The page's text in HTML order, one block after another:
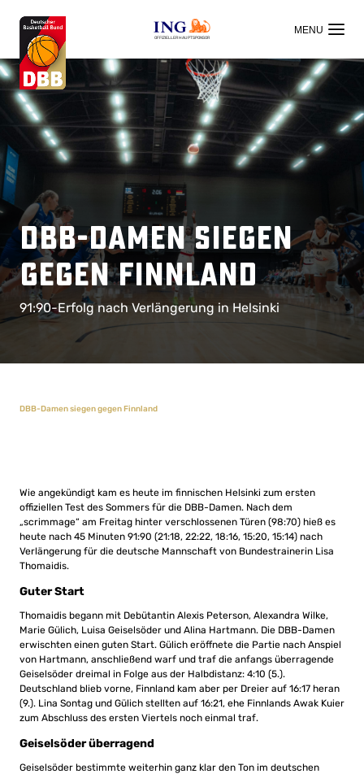
OFFIZIELLER HAUPTSPONSOR
DBB-Damen siegen
gegen Finnland
91:90-Erfolg nach Verlängerung in Helsinki
DBB-Damen siegen gegen Finnland
Wie angekündigt kam es heute im finnischen Helsinki zum ersten
offiziellen Test des Sommers für die DBB-Damen. Nach dem
„scrimmage“ am Freitag hinter verschlossenen Türen (98:70) hieß es
heute nach 45 Minuten 91:90 (21:18, 22:22, 18:16, 15:20, 15:14) nach
Verlängerung für die deutsche Mannschaft von Bundestrainerin Lisa
Thomaidis.
Guter Start
Thomaidis begann mit Debütantin Alexis Peterson, Alexandra Wilke,
Marie Gülich, Luisa Geiselsöder und Alina Hartmann. Die DBB-Damen
erwischten einen guten Start. Gülich eröffnete die Partie nach Anspiel
von Hartmann, anschließend warf und traf die anfangs überragende
Geiselsöder dreimal in Folge aus der Halbdistanz: 4:10 (5.).
Deutschland blieb vorne, Finnland kam aber per Dreier auf 16:17 heran
(9.). Lina Sontag und Gülich stellten auf 16:21, ehe Finnlands Awak Kuier
zum Abschluss des ersten Viertels noch einmal traf.
Geiselsöder überragend
Geiselsöder bestimmte weiterhin ganz klar den Ton im deutschen